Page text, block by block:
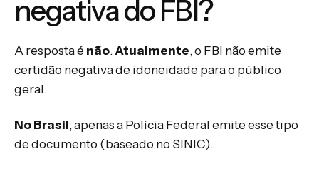
negativa do FBI?
A resposta é não. Atualmente, o FBI não emite
certidão negativa de idoneidade para o público
geral.
No Brasil, apenas a Polícia Federal emite esse tipo
de documento (baseado no SINIC).